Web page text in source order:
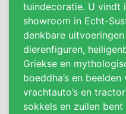
tuindecoratie. U vindt
showroom in Echt-
denkbare
dierenfiguren,
Griekse en
boeddha’s en
vrachtauto’s en
sokkels en zuilen